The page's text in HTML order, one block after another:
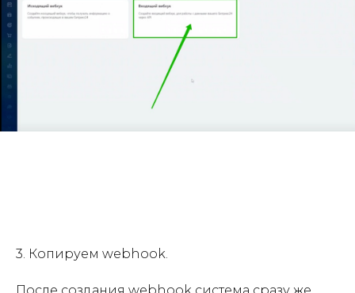
3. Копируем webhook.